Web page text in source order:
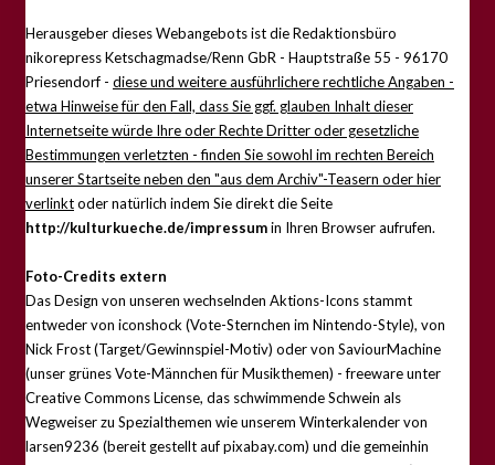
Herausgeber dieses Webangebots ist die Redaktionsbüro
nikorepress Ketschagmadse/Renn GbR - Hauptstraße 55 - 96170
Priesendorf - diese und weitere ausführlichere rechtliche Angaben -
etwa Hinweise für den Fall, dass Sie ggf. glauben Inhalt dieser
Internetseite würde Ihre oder Rechte Dritter oder gesetzliche
Bestimmungen verletzten - finden Sie sowohl im rechten Bereich
unserer Startseite neben den "aus dem Archiv"-Teasern oder hier
verlinktoder natürlich indem Sie direkt die Seite
http://kulturkueche.de/impressumin Ihren Browser aufrufen.
Foto-Credits extern
Das Design von unseren wechselnden Aktions-Icons stammt
entweder von iconshock (Vote-Sternchen im Nintendo-Style), von
Nick Frost (Target/Gewinnspiel-Motiv) oder von SaviourMachine
(unser grünes Vote-Männchen für Musikthemen) - freeware unter
Creative Commons License, das schwimmende Schwein als
Wegweiser zu Spezialthemen wie unserem Winterkalender von
larsen9236 (bereit gestellt auf pixabay.com) und die gemeinhin